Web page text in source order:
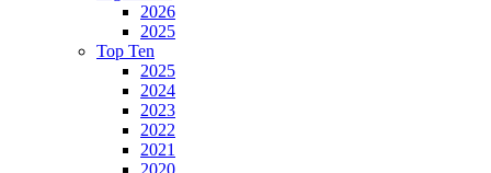
2026
2025
Top Ten
2025
2024
2023
2022
2021
2020